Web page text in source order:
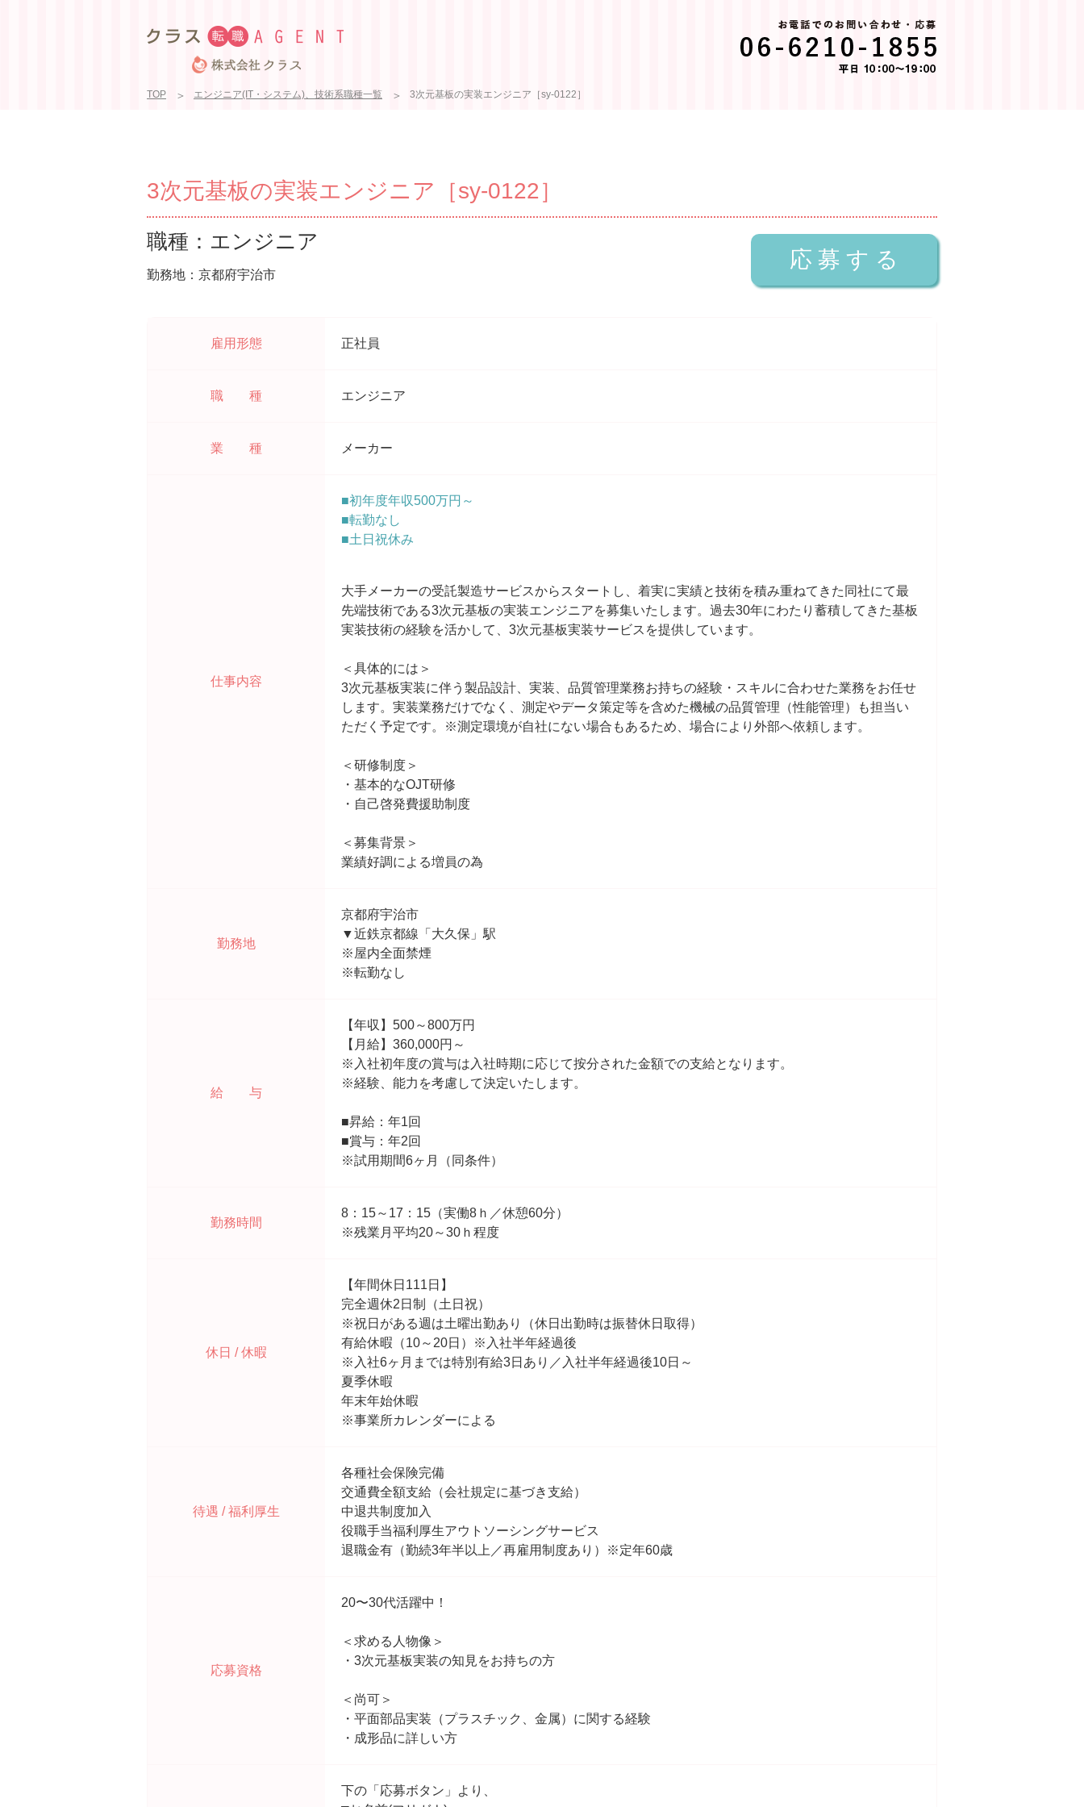
TOP エンジニア(IT・システム)、技術系職種一覧 3次元基板の実装エンジニア［sy-0122］
3次元基板の実装エンジニア［sy-0122］
職種：エンジニア
勤務地：京都府宇治市
雇用形態 正社員
職 種 エンジニア
業 種 メーカー
仕事内容
■初年度年収500万円～
■転勤なし
■土日祝休み
大手メーカーの受託製造サービスからスタートし、着実に実績と技術を積み重ねてきた同社にて最
先端技術である3次元基板の実装エンジニアを募集いたします。過去30年にわたり蓄積してきた基板
実装技術の経験を活かして、3次元基板実装サービスを提供しています。
＜具体的には＞
3次元基板実装に伴う製品設計、実装、品質管理業務お持ちの経験・スキルに合わせた業務をお任せ
します。実装業務だけでなく、測定やデータ策定等を含めた機械の品質管理（性能管理）も担当い
ただく予定です。※測定環境が自社にない場合もあるため、場合により外部へ依頼します。
＜研修制度＞
・基本的なOJT研修
・自己啓発費援助制度
＜募集背景＞
業績好調による増員の為
勤務地
京都府宇治市
▼近鉄京都線「大久保」駅
※屋内全面禁煙
※転勤なし
給 与
【年収】500～800万円
【月給】360,000円～
※入社初年度の賞与は入社時期に応じて按分された金額での支給となります。
※経験、能力を考慮して決定いたします。
■昇給：年1回
■賞与：年2回
※試用期間6ヶ月（同条件）
勤務時間
8：15～17：15（実働8ｈ／休憩60分）
※残業月平均20～30ｈ程度
休日 / 休暇
【年間休日111日】
完全週休2日制（土日祝）
※祝日がある週は⼟曜出勤あり（休日出勤時は振替休日取得）
有給休暇（10～20日）※入社半年経過後
※入社6ヶ月までは特別有給3⽇あり／入社半年経過後10日～
夏季休暇
年末年始休暇
※事業所カレンダーによる
待遇 / 福利厚生
各種社会保険完備
交通費全額⽀給（会社規定に基づき支給）
中退共制度加入
役職手当福利厚生アウトソーシングサービス
退職金有（勤続3年半以上／再雇用制度あり）※定年60歳
応募資格
20〜30代活躍中！
＜求める人物像＞
・3次元基板実装の知見をお持ちの方
＜尚可＞
・平面部品実装（プラスチック、金属）に関する経験
・成形品に詳しい方
下の「応募ボタン」より、